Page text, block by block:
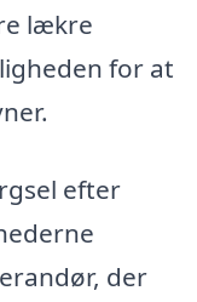
lækre
for at
efter
der